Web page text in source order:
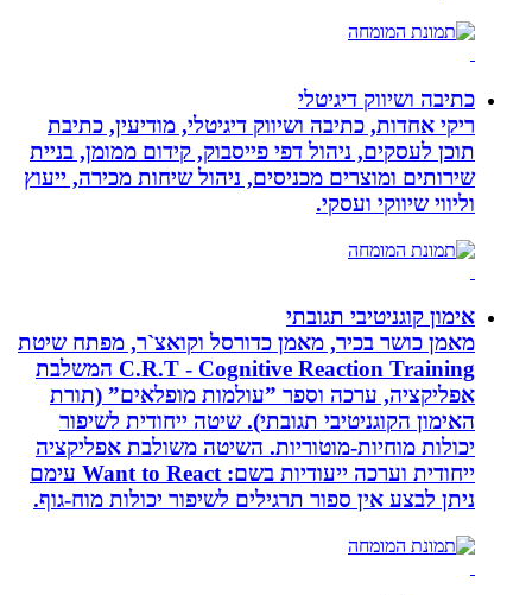
כתיבה ושיווק דיגיטלי
ריקי אחדות, כתיבה ושיווק דיגיטלי, מודיעין, כתיבת
תוכן לעסקים, ניהול דפי פייסבוק, קידום ממומן, בניית
שירותים ומוצרים מכניסים, ניהול שיחות מכירה, ייעוץ
וליווי שיווקי ועסקי.
אימון קוגניטיבי תגובתי
מאמן כושר בכיר, מאמן כדורסל וקואצ`ר, מפתח שיטת
C.R.T - Cognitive Reaction Training המשלבת
אפליקציה, ערכה וספר ”עולמות מופלאים” (תורת
האימון הקוגניטיבי תגובתי). שיטה ייחודית לשיפור
יכולות מוחיות-מוטוריות. השיטה משולבת אפליקציה
ייחודית וערכה ייעודיות בשם: Want to React עימם
ניתן לבצע אין ספור תרגילים לשיפור יכולות מוח-גוף.